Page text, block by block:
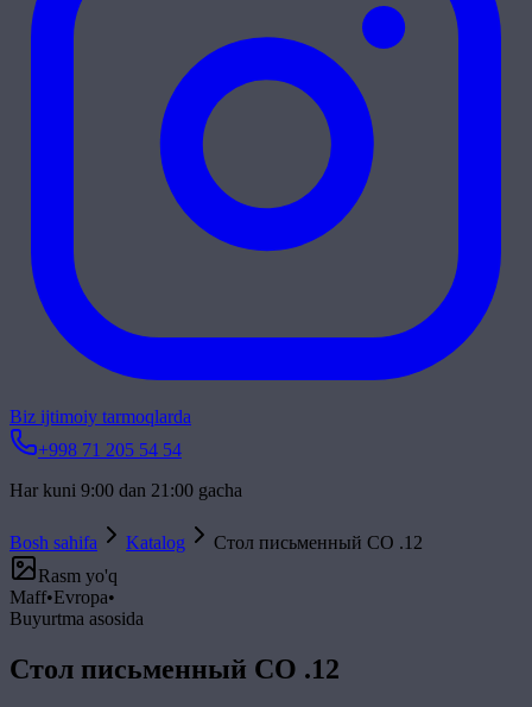
Biz ijtimoiy tarmoqlarda
+998 71 205 54 54
Har kuni 9:00 dan 21:00 gacha
Bosh sahifa Katalog
Стол письменный СО .12
Rasm yo'q
Maff•Evropa•
Buyurtma asosida
Стол письменный СО .12